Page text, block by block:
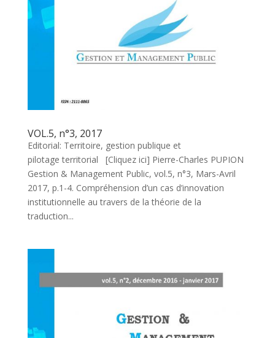
VOL.5, n°3, 2017
Editorial: Territoire, gestion publique et
pilotage territorial [Cliquez ici] Pierre-Charles PUPION
Gestion & Management Public, vol.5, n°3, Mars-Avril
2017, p.1-4. Compréhension d’un cas d’innovation
institutionnelle au travers de la théorie de la
traduction...